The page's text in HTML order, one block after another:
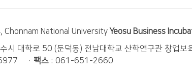
National University Yeosu Business
시 대학로 50 (둔덕동) 전남대학교 산학연구관 창업
· 팩스 : 061-651-2660